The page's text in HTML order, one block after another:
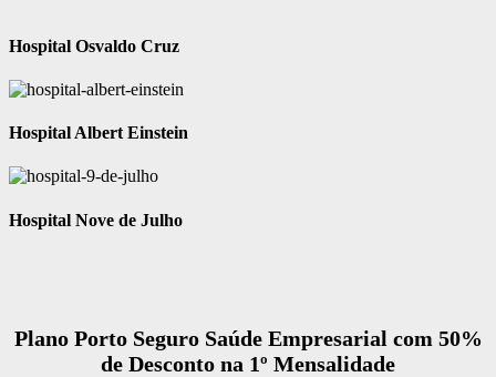
Hospital Osvaldo Cruz
Hospital Albert Einstein
Hospital Nove de Julho
Plano Porto Seguro Saúde Empresarial com 50%
de Desconto na 1º Mensalidade